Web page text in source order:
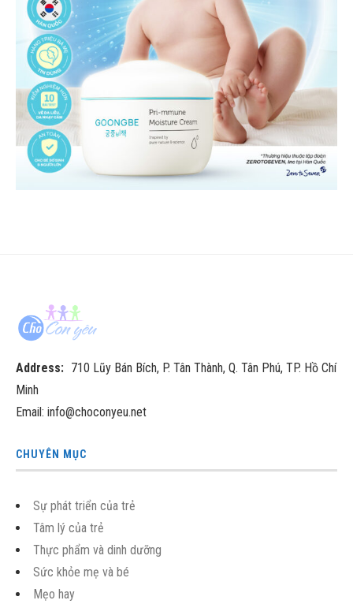
Address: 710 Lũy Bán Bích, P. Tân Thành, Q. Tân Phú, TP. Hồ Chí
Minh
Email: info@choconyeu.net
CHUYÊN MỤC
Sự phát triển của trẻ
Tâm lý của trẻ
Thực phẩm và dinh dưỡng
Sức khỏe mẹ và bé
Mẹo hay